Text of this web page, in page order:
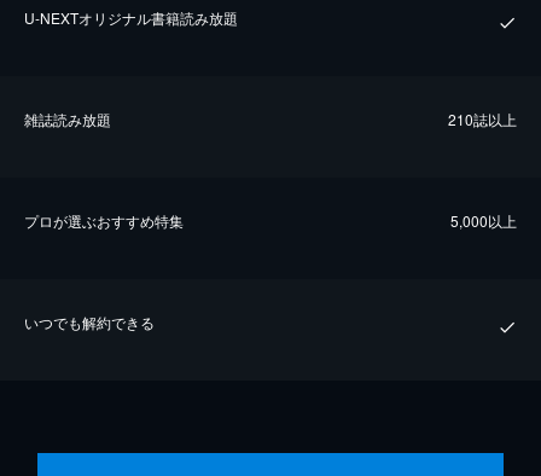
U-NEXTオリジナル書籍読み放題
雑誌読み放題 210誌以上
プロが選ぶおすすめ特集 5,000以上
いつでも解約できる